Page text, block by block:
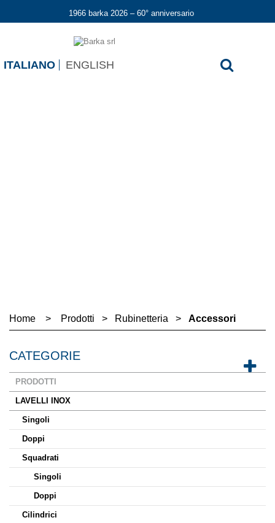
1966 barka 2026 – 60° anniversario
ITALIANO ENGLISH
Home > Prodotti > Rubinetteria > Accessori
CATEGORIE
PRODOTTI
LAVELLI INOX
Singoli
Doppi
Squadrati
Singoli
Doppi
Cilindrici